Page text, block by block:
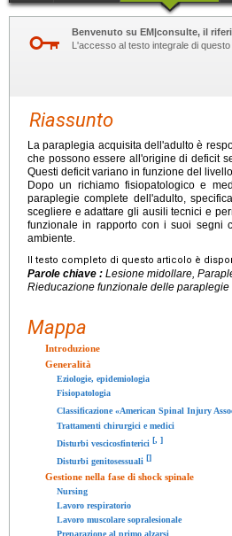
Benvenuto su EM|consulte, il
L'accesso al testo integrale di
Riassunto
La paraplegia acquisita dell'adulto è
che possono essere all'origine di deficit
Questi deficit variano in funzione del
Dopo un richiamo fisiopatologico e
paraplegie complete dell'adulto,
scegliere e adattare gli ausili tecnici e
funzionale in rapporto con i suoi
ambiente.
Il testo completo di questo articolo è
Parole chiave : Lesione midollare,
Rieducazione funzionale delle
Mappa
Introduzione
Generalità
Eziologie, epidemiologia
Fisiopatologia
Classificazione «American Spinal Injury
Trattamenti chirurgici e medici
Disturbi vescicosfinterici [, ]
Disturbi genitosessuali []
Gestione nella fase di shock spinale
Nursing
Lavoro respiratorio
Lavoro muscolare sopralesionale
Preparazione al primo alzarsi